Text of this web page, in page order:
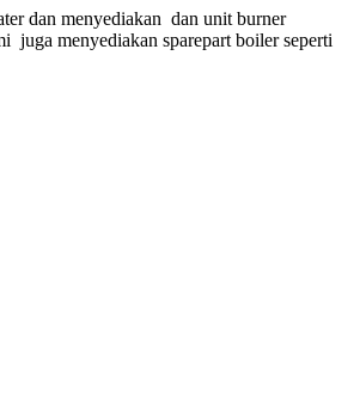
dan menyediakan dan unit burner
juga menyediakan sparepart boiler seperti